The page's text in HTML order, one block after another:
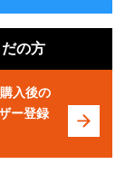
の方
入後の
ー登録